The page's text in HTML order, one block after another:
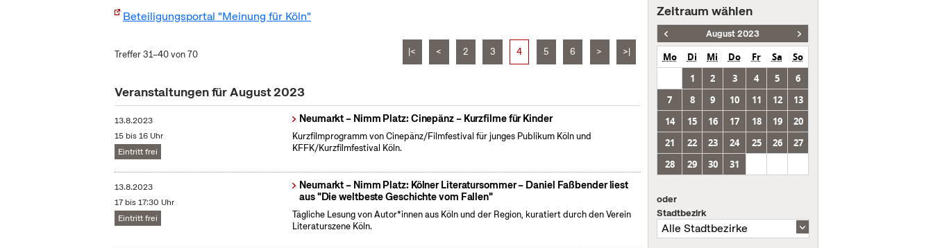
Beteiligungsportal "Meinung für Köln"
Treffer 31–40 von 70 |< < 2 3 4 5 6 > >|
Veranstaltungen für August 2023
13.8.2023
15 bis 16 Uhr
Eintritt frei
Neumarkt – Nimm Platz: Cinepänz – Kurzfilme für Kinder
Kurzfilmprogramm von Cinepänz/Filmfestival für junges Publikum Köln und
KFFK/Kurzfilmfestival Köln.
13.8.2023
17 bis 17:30 Uhr
Eintritt frei
Neumarkt – Nimm Platz: Kölner Literatursommer – Daniel Faßbender liest
aus "Die weltbeste Geschichte vom Fallen"
Tägliche Lesung von Autor*innen aus Köln und der Region, kuratiert durch den Verein
Literaturszene Köln.
Zeitraum wählen
August 2023
Mo Di Mi Do Fr Sa
So
1
2 3 4 5
6
7
8 9 10 11 12
13
14
15 16 17 18 19
20
21
22 23 24 25 26
27
28
29 30 31
oder
Stadtbezirk